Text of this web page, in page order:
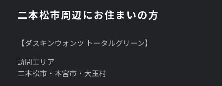
二本松市周辺にお住まいの方
【ダスキンウォンツ トータルグリーン】
訪問エリア
二本松市・本宮市・大玉村